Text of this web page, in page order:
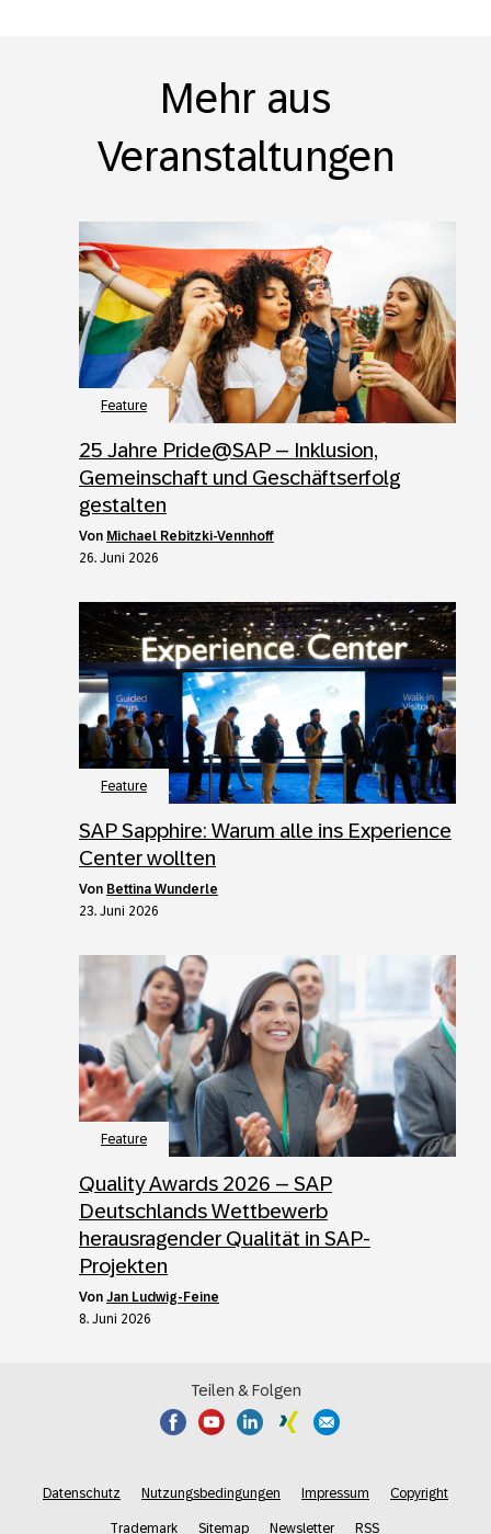
Mehr aus
Veranstaltungen
Feature
25 Jahre Pride@SAP – Inklusion,
Gemeinschaft und Geschäftserfolg
gestalten
von Michael Rebitzki-Vennhoff
26. Juni 2026
Feature
SAP Sapphire: Warum alle ins Experience
Center wollten
von Bettina Wunderle
23. Juni 2026
Feature
Quality Awards 2026 – SAP
Deutschlands Wettbewerb
herausragender Qualität in SAP-
Projekten
von Jan Ludwig-Feine
8. Juni 2026
Teilen & Folgen
Datenschutz Nutzungsbedingungen Impressum Copyright
Trademark Sitemap Newsletter RSS